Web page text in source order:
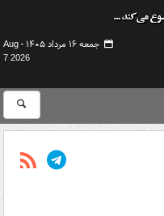
جمعه ۱۶ مرداد ۱۴۰۵ -
Aug
7 2026